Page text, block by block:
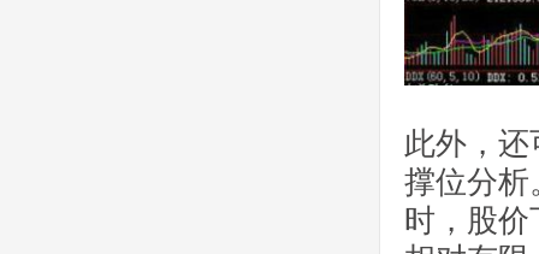
此外，
撑位分析
时，股